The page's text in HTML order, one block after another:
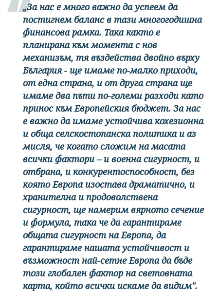
„За нас е много важно да успеем да
постигнем баланс в тази многогодишна
финансова рамка. Така както е
планирана към момента с нов
механизъм, тя въздейства двойно върху
България - ще имаме по-малко приходи,
от една страна, и от друга страна ще
имаме два пъти по-големи разходи като
принос към Европейския бюджет. За нас
е важно да имаме устойчива кохезионна
и обща селскостопанска политика и аз
мисля, че когато сложим на масата
всички фактори – и военна сигурност, и
отбрана, и конкурентоспособност, без
която Европа изостава драматично, и
хранителна и продоволствена
сигурност, ще намерим вярното сечение
и формула, така че да гарантираме
общата сигурност на Европа, да
гарантираме нашата устойчивост и
възможност най-сетне Европа да бъде
този глобален фактор на световната
карта, който всички искаме да видим".